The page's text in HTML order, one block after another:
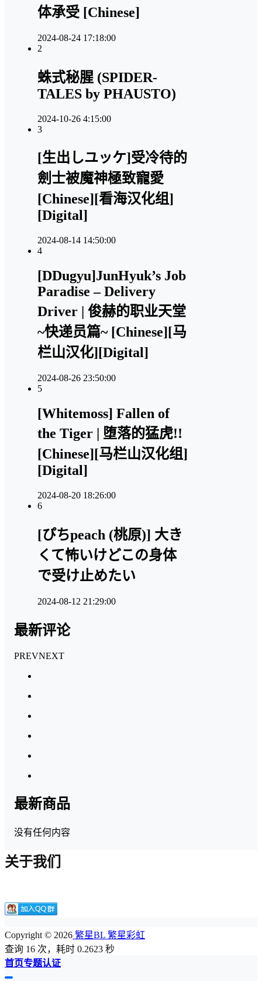
体承受 [Chinese]
2024-08-24 17:18:00
2
蛛式秘腥 (SPIDER-
TALES by PHAUSTO)
2024-10-26 4:15:00
3
[生出しユッケ]受冷待的
劍士被魔神極致寵愛
[Chinese][看海汉化组]
[Digital]
2024-08-14 14:50:00
4
[DDugyu]JunHyuk’s Job
Paradise – Delivery
Driver | 俊赫的职业天堂
~快递员篇~ [Chinese][马
栏山汉化][Digital]
2024-08-26 23:50:00
5
[Whitemoss] Fallen of
the Tiger | 堕落的猛虎!!
[Chinese][马栏山汉化组]
[Digital]
2024-08-20 18:26:00
6
[ぴちpeach (桃原)] 大き
くて怖いけどこの身体
で受け止めたい
2024-08-12 21:29:00
最新评论
PREVNEXT
最新商品
没有任何内容
关于我们
Copyright © 2026 繁星BL 繁星彩虹
查询 16 次，耗时 0.2623 秒
首页专题认证